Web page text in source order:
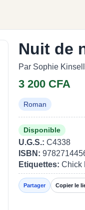
Nuit de
Par Sophie
3 200 CFA
Roman
Disponible
U.G.S.: C4338
ISBN:
Etiquettes: Chick
Partager Copier le